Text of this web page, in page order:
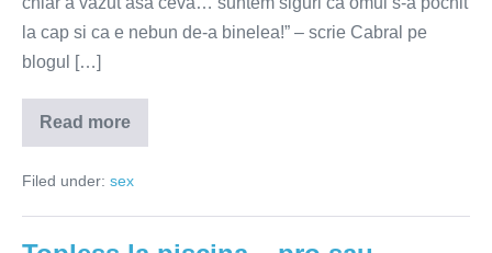
la cap si ca e nebun de-a binelea!” – scrie Cabral pe
blogul […]
Read more
Sex
in
nuntii
realitate
Filed under: sex